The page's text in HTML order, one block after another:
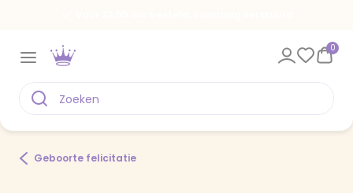
0
Geboorte felicitatie